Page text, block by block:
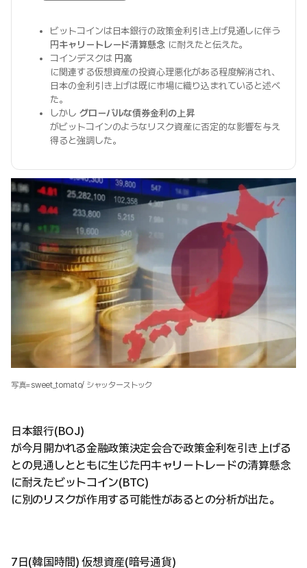
ビットコインは日本銀行の政策金利引き上げ見通しに伴う
円キャリートレード清算懸念 に耐えたと伝えた。
コインデスクは 円高
に関連する仮想資産の投資心理悪化がある程度解消され、
日本の金利引き上げは既に市場に織り込まれていると述べ
た。
しかし グローバルな債券金利の上昇
がビットコインのようなリスク資産に否定的な影響を与え
得ると強調した。
写真=sweet_tomato/ シャッターストック
日本銀行(BOJ)
が今月開かれる金融政策決定会合で政策金利を引き上げる
との見通しとともに生じた円キャリートレードの清算懸念
に耐えたビットコイン(BTC)
に別のリスクが作用する可能性があるとの分析が出た。
7日(韓国時間) 仮想資産(暗号通貨)